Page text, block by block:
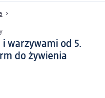
i warzywami od 5.
do żywienia